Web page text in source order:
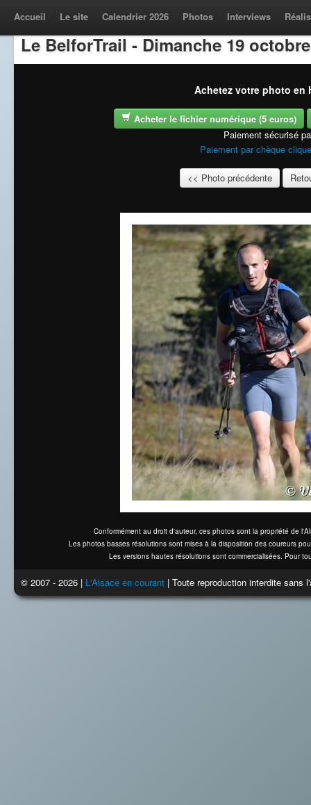
Accueil Le site Calendrier 2026 Photos Interviews
Le BelforTrail - Dimanche 19
Achetez votre photo en
Acheter le fichier numérique (5 euros)
Paiement sécurisé
Paiement par chèque
<< Photo précédente
Conformément au droit d'auteur, ces photos sont la propriété de
Les photos basses résolutions sont mises à la disposition des coureurs
Les versions hautes résolutions sont commercialisées. Pour
© 2007 - 2026 | L'Alsace en courant | Toute reproduction interdite sans